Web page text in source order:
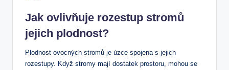
Jak ovlivňuje rozestup stromů
jejich plodnost?
Plodnost ovocných stromů je úzce spojena s jejich
rozestupy. Když stromy mají dostatek prostoru, mohou se